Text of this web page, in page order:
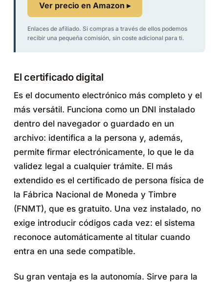
Ver precio en Amazon ▸
Enlaces de afiliado. Si compras a través de ellos podemos
recibir una pequeña comisión, sin coste adicional para ti.
El certificado digital
Es el documento electrónico más completo y el
más versátil. Funciona como un DNI instalado
dentro del navegador o guardado en un
archivo: identifica a la persona y, además,
permite firmar electrónicamente, lo que le da
validez legal a cualquier trámite. El más
extendido es el certificado de persona física de
la Fábrica Nacional de Moneda y Timbre
(FNMT), que es gratuito. Una vez instalado, no
exige introducir códigos cada vez: el sistema
reconoce automáticamente al titular cuando
entra en una sede compatible.
Su gran ventaja es la autonomía. Sirve para la